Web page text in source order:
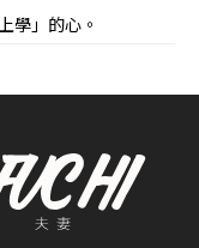
學」的心。